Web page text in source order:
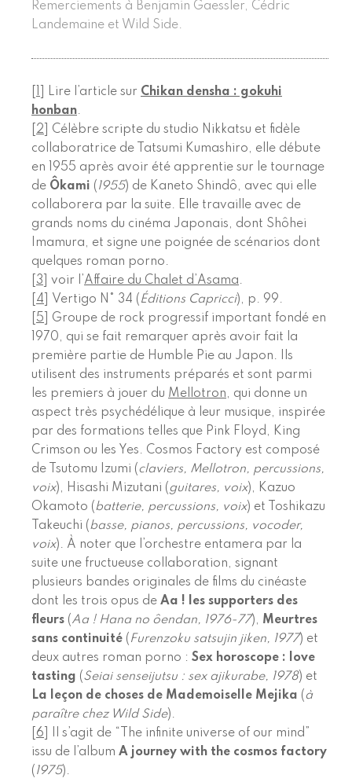
Remerciements à Benjamin Gaessler, Cédric
Landemaine et Wild Side.
Lire l’article sur Chikan densha : gokuhi
honban.
2
Célèbre scripte du studio Nikkatsu et fidèle
collaboratrice de Tatsumi Kumashiro, elle débute
en 1955 après avoir été apprentie sur le tournage
de Ôkami ( 1955) de Kaneto Shindô, avec qui elle
collaborera par la suite. Elle travaille avec de
grands noms du cinéma Japonais, dont Shôhei
Imamura, et signe une poignée de scénarios dont
quelques roman porno.
3 voir l’ Affaire du Chalet d’Asama.
4 Vertigo N° 34 ( Éditions Capricci), p. 99.
5
Groupe de rock progressif important fondé en
1970, qui se fait remarquer après avoir fait la
première partie de Humble Pie au Japon. Ils
utilisent des instruments préparés et sont parmi
les premiers à jouer du Mellotron, qui donne un
aspect très psychédélique à leur musique, inspirée
par des formations telles que Pink Floyd, King
Crimson ou les Yes. Cosmos Factory est composé
de Tsutomu Izumi (claviers, Mellotron, percussions,
voix), Hisashi Mizutani (guitares, voix), Kazuo
Okamoto (batterie, percussions, voix) et Toshikazu
Takeuchi (basse, pianos, percussions, vocoder,
voix). À noter que l’orchestre entamera par la
suite une fructueuse collaboration, signant
plusieurs bandes originales de films du cinéaste
dont les trois opus de Aa ! les supporters des
fleurs (Aa ! Hana no ôendan, 1976-77), Meurtres
sans continuité ( Furenzoku satsujin jiken, 1977) et
deux autres roman porno : Sex horoscope : love
tasting (Seiai senseijutsu : sex ajikurabe, 1978) et
La leçon de choses de Mademoiselle Mejika (à
paraître chez Wild Side).
6
Il s’agit de “The infinite universe of our mind”
issu de l’album A journey with the cosmos factory
( 1975).